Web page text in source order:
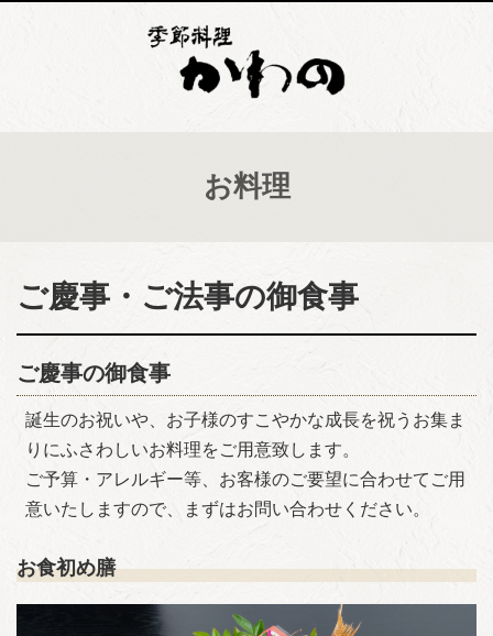
お料理
ご慶事・ご法事の御食事
ご慶事の御食事
誕生のお祝いや、お子様のすこやかな成長を祝うお集ま
りにふさわしいお料理をご用意致します。
ご予算・アレルギー等、お客様のご要望に合わせてご用
意いたしますので、まずはお問い合わせください。
お食初め膳